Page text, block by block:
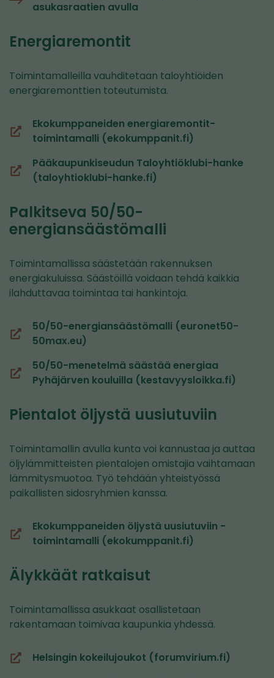
asukasraatien avulla
Energiaremontit
Toimintamalleilla vauhditetaan taloyhtiöiden
energiaremonttien toteutumista.
Ekokumppaneiden energiaremontit-
toimintamalli (ekokumppanit.fi)
(siirryt
palveluun)
Pääkaupunkiseudun Taloyhtiöklubi-hanke
(taloyhtioklubi-hanke.fi)
(siirryt
palveluun)
Palkitseva 50/50-
energiansäästömalli
Toimintamallissa säästetään rakennuksen
energiakuluissa. Säästöillä voidaan tehdä kaikkia
ilahduttavaa toimintaa tai hankintoja.
50/50-energiansäästömalli (euronet50-
50max.eu)
(siirryt
palveluun)
50/50-menetelmä säästää energiaa
Pyhäjärven kouluilla (kestavyysloikka.fi)
(siirryt
palveluun)
Pientalot öljystä uusiutuviin
Toimintamallin avulla kunta voi kannustaa ja auttaa
öljylämmitteisten pientalojen omistajia vaihtamaan
lämmitysmuotoa. Työ tehdään yhteistyössä
paikallisten sidosryhmien kanssa.
Ekokumppaneiden öljystä uusiutuviin -
toimintamalli (ekokumppanit.fi)
(siirryt
palveluun)
Älykkäät ratkaisut
Toimintamallissa asukkaat osallistetaan
rakentamaan toimivaa kaupunkia yhdessä.
Helsingin kokeilujoukot (forumvirium.fi)
(siirryt